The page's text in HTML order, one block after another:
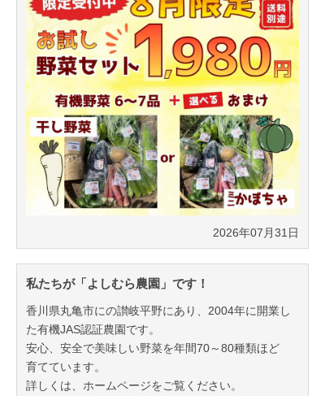
2026年07月31日
私たちが「よしむら農園」です！
香川県丸亀市にの讃岐平野にあり、2004年に開業し
た有機JAS認証農園です。
安心、安全で美味しい野菜を年間70～80種類ほど
育てています。
詳しくは、ホームページをご覧ください。